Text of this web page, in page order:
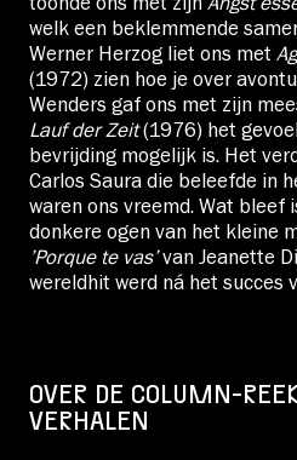
welk een beklemmende
Werner Herzog liet ons met
(1972) zien hoe je over
Wenders gaf ons met zijn
Lauf der Zeit(1976) het
bevrijding mogelijk is. Het
Carlos Saura die beleefde in
waren ons vreemd. Wat bleef
donkere ogen van het kleine
’Porque te vas’van Jeanette
wereldhit werd ná het succes
OVER DE COLUMN-
VERHALEN